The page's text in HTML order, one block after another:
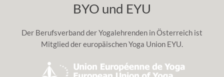
BYO und EYU
Der Berufsverband der Yogalehrenden in Österreich ist
Mitglied der europäischen Yoga Union EYU.